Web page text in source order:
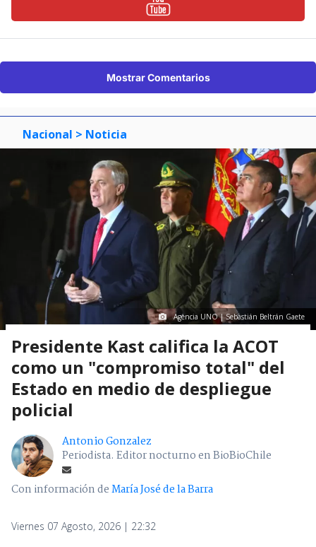
Mostrar Comentarios
Nacional > Noticia
Agencia UNO | Sebastián Beltrán Gaete
Presidente Kast califica la ACOT
como un "compromiso total" del
Estado en medio de despliegue
policial
Antonio Gonzalez
Periodista. Editor nocturno en BioBioChile
Con información deMaría José de la Barra
Viernes 07 Agosto, 2026 | 22:32